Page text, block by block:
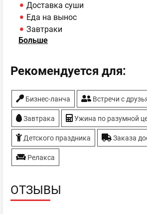
Доставка суши
Еда на вынос
Завтраки
Кальян
Больше
Рекомендуется для:
Бизнес-ланча Встречи с
Завтрака Ужина по разумной
Детского праздника Заказа
Релакса
ОТЗЫВЫ